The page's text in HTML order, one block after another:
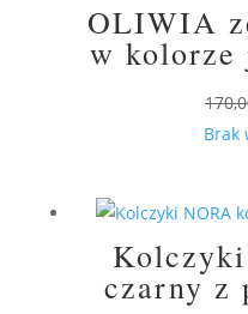
OLIWIA
w kolorze
Brak
czarny z